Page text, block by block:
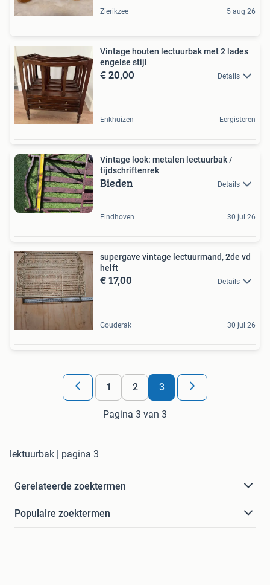
Zierikzee 5 aug 26
Vintage houten lectuurbak met 2 lades
engelse stijl
€ 20,00 Details
Enkhuizen Eergisteren
Vintage look: metalen lectuurbak /
tijdschriftenrek
Bieden Details
Eindhoven 30 jul 26
supergave vintage lectuurmand, 2de vd
helft
€ 17,00 Details
Gouderak 30 jul 26
1 2 3
Pagina 3 van 3
lektuurbak | pagina 3
Gerelateerde zoektermen
Populaire zoektermen